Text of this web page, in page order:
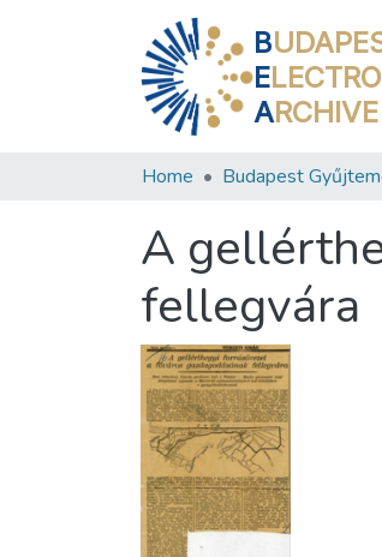
B
E
ARCHIVE
Home Budapest
A
fellegvára